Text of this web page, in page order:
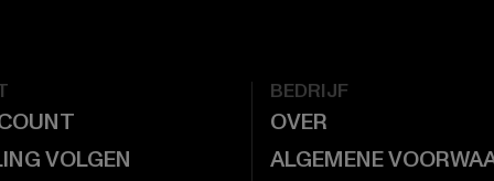
VOLGEN
BEDRIJF
OVER
ALGEMENE